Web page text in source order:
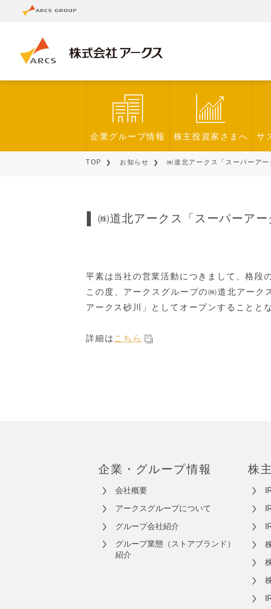
企業グループ情報 株主投資家さまへ サ
TOP お知らせ ㈱道北アークス「スーパーア
㈱道北アークス「スーパーア
平素は当社の営業活動につきまして、格段
この度、アークスグループの㈱道北アーク
アークス砂川」としてオープンすることと
詳細は こちら
企業・グループ情報
会社概要
アークスグループについて
グループ会社紹介
グループ業態（ストアブランド）
紹介
株